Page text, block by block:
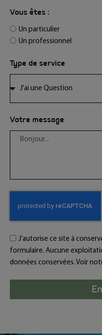
Vous êtes :
Un particulier
Un professionnel
Type de service
Votre message
J’autorise ce site à
formulaire. Aucune
données conservées. Voir